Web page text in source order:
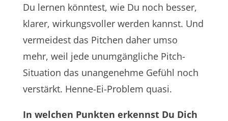
Du lernen könntest, wie Du noch besser,
klarer, wirkungsvoller werden kannst. Und
vermeidest das Pitchen daher umso
mehr, weil jede unumgängliche Pitch-
Situation das unangenehme Gefühl noch
verstärkt. Henne-Ei-Problem quasi.
In welchen Punkten erkennst Du Dich